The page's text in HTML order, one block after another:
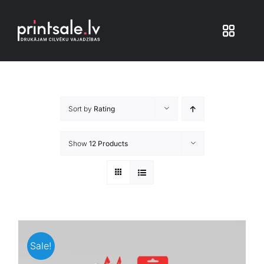
content
Toggle
Atsauksmes
Sort by Rating
Show 12 Products
Sale!